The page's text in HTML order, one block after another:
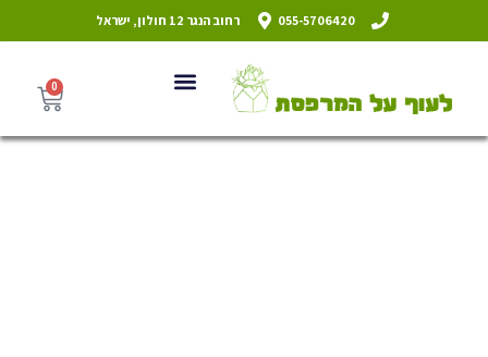
055-5706420 רחוב הנגר 12 חולון, ישראל
0